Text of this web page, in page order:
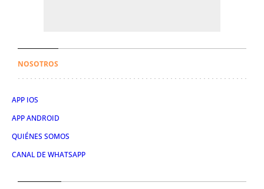
NOSOTROS
APP IOS
APP ANDROID
QUIÉNES SOMOS
CANAL DE WHATSAPP